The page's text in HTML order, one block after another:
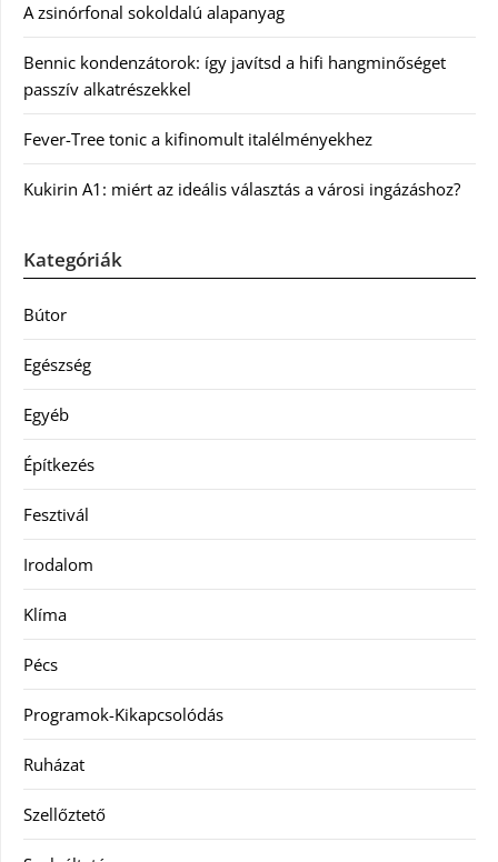
A zsinórfonal sokoldalú alapanyag
Bennic kondenzátorok: így javítsd a hifi hangminőséget
passzív alkatrészekkel
Fever-Tree tonic a kifinomult italélményekhez
Kukirin A1: miért az ideális választás a városi ingázáshoz?
Kategóriák
Bútor
Egészség
Egyéb
Építkezés
Fesztivál
Irodalom
Klíma
Pécs
Programok-Kikapcsolódás
Ruházat
Szellőztető